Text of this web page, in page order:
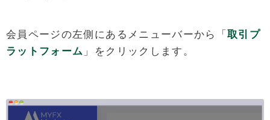
会員ページの左側にあるメニューバーから「取引プ
ラットフォーム 」をクリックします。